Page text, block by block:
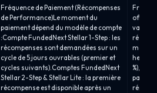
Fréquence de Paiement (Récompenses
de Performance)Le moment du
paiement dépend du modèle de compte
:Compte FundedNext Stellar 1-Step : les
récompenses sont demandées sur un
cycle de 5 jours ouvrables (premier et
cycles suivants).Comptes FundedNext
Stellar 2-Step & Stellar Lite : la première
récompense est disponible après un
offre
varient
mardi
%), ou